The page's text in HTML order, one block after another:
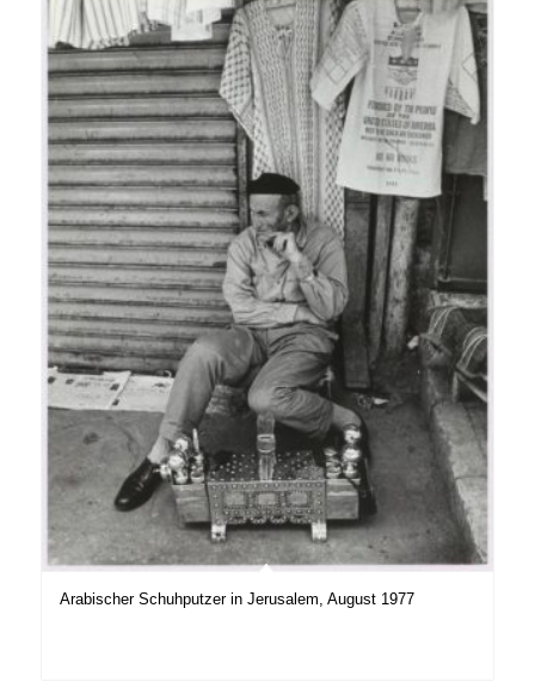
Arabischer Schuhputzer in Jerusalem, August 1977